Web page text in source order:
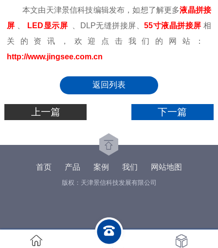
本文由天津景信科技编辑发布，如想了解更多液晶拼接
屏
LED显示屏 、DLP无缝拼接屏、 55寸液晶拼接屏 相
关的资讯，欢迎点击我们的网站：
http://www.jingsee.com.cn
返回列表
上一篇 下一篇
首页 产品 案例 我们 网站地图
版权：天津景信科技发展有限公司